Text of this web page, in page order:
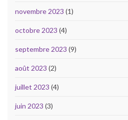
novembre 2023 (1)
octobre 2023 (4)
septembre 2023 (9)
août 2023 (2)
juillet 2023 (4)
juin 2023 (3)